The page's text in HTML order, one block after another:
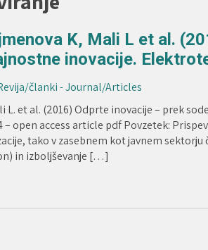
K, Mali L et al.
inovacije.
članki - Journal/Articles
L. et al. (2016) Odprte inovacije – prek
open access article pdf Povzetek:
tako v zasebnem kot javnem
in izboljševanje […]